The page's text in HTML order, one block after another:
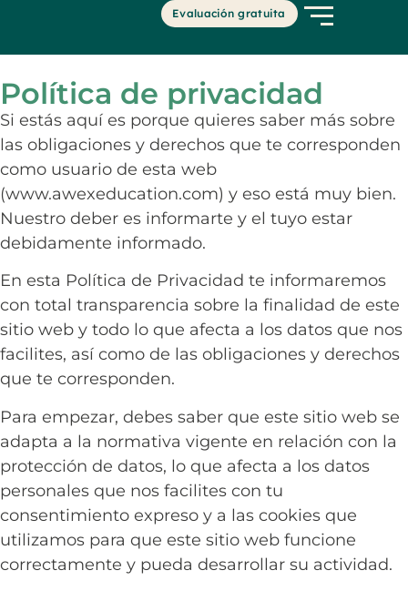
Evaluación gratuita
Política de privacidad
Si estás aquí es porque quieres saber más sobre
las obligaciones y derechos que te corresponden
como usuario de esta web
(www.awexeducation.com) y eso está muy bien.
Nuestro deber es informarte y el tuyo estar
debidamente informado.
En esta Política de Privacidad te informaremos
con total transparencia sobre la finalidad de este
sitio web y todo lo que afecta a los datos que nos
facilites, así como de las obligaciones y derechos
que te corresponden.
Para empezar, debes saber que este sitio web se
adapta a la normativa vigente en relación con la
protección de datos, lo que afecta a los datos
personales que nos facilites con tu
consentimiento expreso y a las cookies que
utilizamos para que este sitio web funcione
correctamente y pueda desarrollar su actividad.